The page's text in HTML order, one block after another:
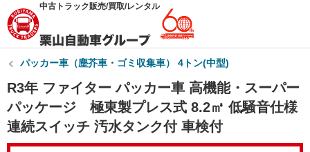
中古トラック販売/買取/レンタル
パッカー車（塵芥車・ゴミ収集車） 4トン(中型)
R3年 ファイター パッカー車 高機能・スーパー
パッケージ 極東製プレス式 8.2㎥ 低騒音仕様
連続スイッチ 汚水タンク付 車検付